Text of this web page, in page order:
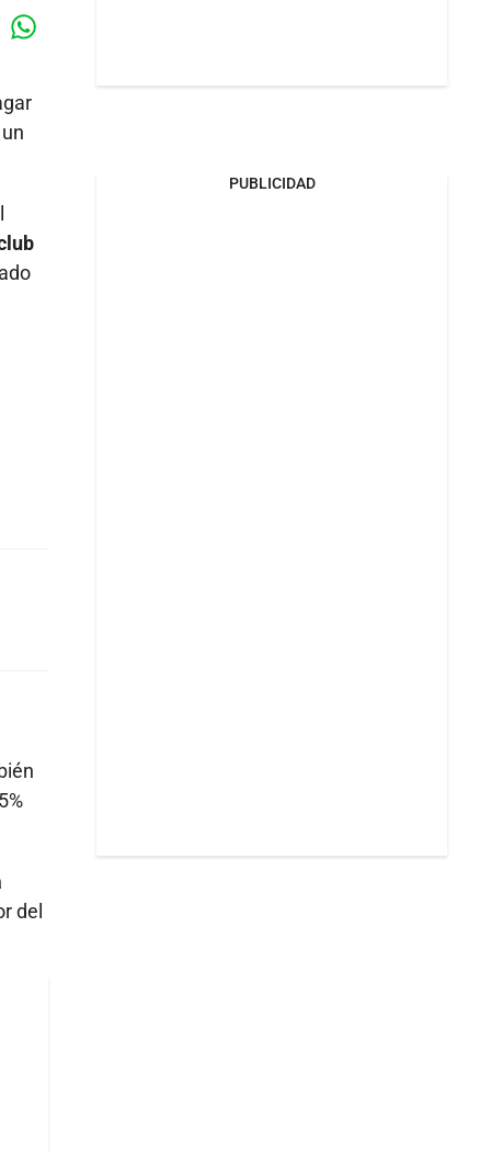
del
PUBLICIDAD